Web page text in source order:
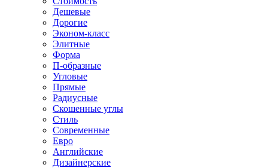
Дешевые
Дорогие
Эконом-класс
Элитные
Форма
П-образные
Угловые
Прямые
Радиусные
Скошенные углы
Стиль
Современные
Евро
Английские
Дизайнерские